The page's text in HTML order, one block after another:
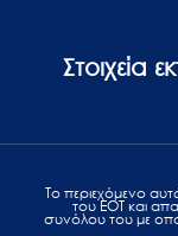
Στοιχεία
Το περιεχόμενο
του ΕΟΤ και
συνόλου του με